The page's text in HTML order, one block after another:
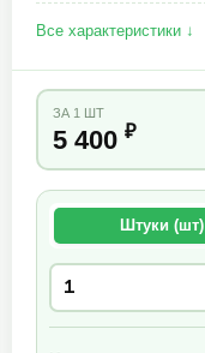
Все характеристики ↓
ЗА 1 ШТ
5 400 ₽
Штуки (шт)